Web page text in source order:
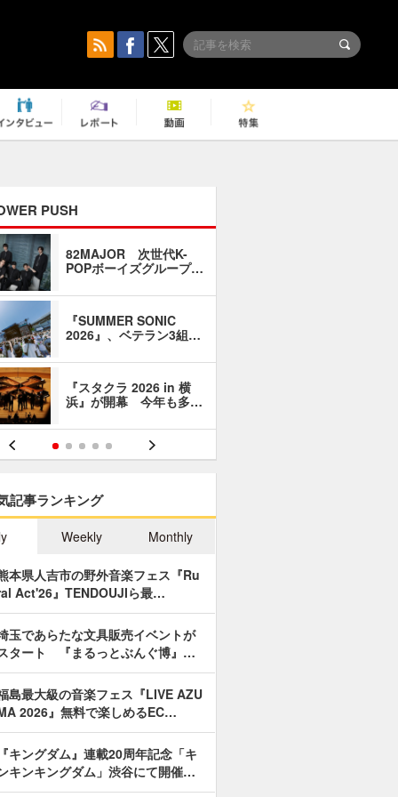
PUSH
82MAJOR 次世代K-
POPボーイズグループ…
『SUMMER SONIC
2026』、ベテラン3組…
『スタクラ 2026 in 横
浜』が開幕 今年も多…
記事ランキング
Weekly Monthly
本県人吉市の野外音楽フェス『Ru
Act'26』TENDOUJIら最…
玉であらたな文具販売イベントが
タート 『まるっとぶんぐ博』…
島最大級の音楽フェス『LIVE AZU
2026』無料で楽しめるEC…
キングダム』連載20周年記念「キ
キンキングダム」渋谷にて開催…